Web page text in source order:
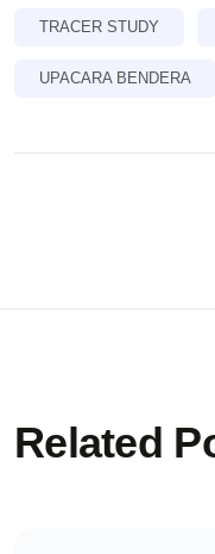
TRACER STUDY
UPACARA BENDERA
Related